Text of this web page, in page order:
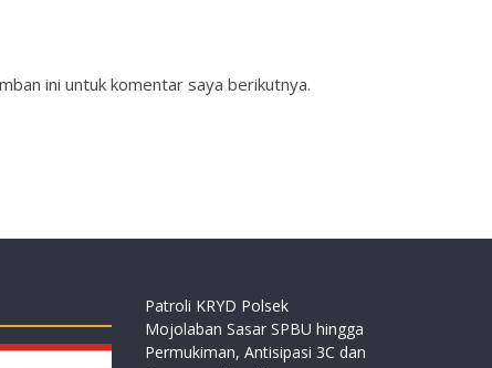
ini untuk komentar saya berikutnya.
Patroli KRYD Polsek
Mojolaban Sasar SPBU hingga
Permukiman, Antisipasi 3C dan